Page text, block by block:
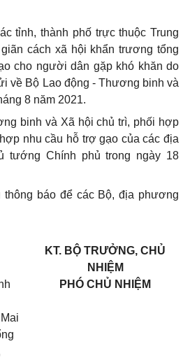
tỉnh, thành phố trực thuộc Trung
cách xã hội khẩn trương tổng
cho người dân gặp khó khăn do
về Bộ Lao động - Thương binh và
8 năm 2021.
binh và Xã hội chủ trì, phối hợp
nhu cầu hỗ trợ gạo của các địa
tướng Chính phủ trong ngày 18
thông báo để các Bộ, địa phương
KT. BỘ TRƯỞNG, CHỦ
NHIỆM
PHÓ CHỦ NHIỆM